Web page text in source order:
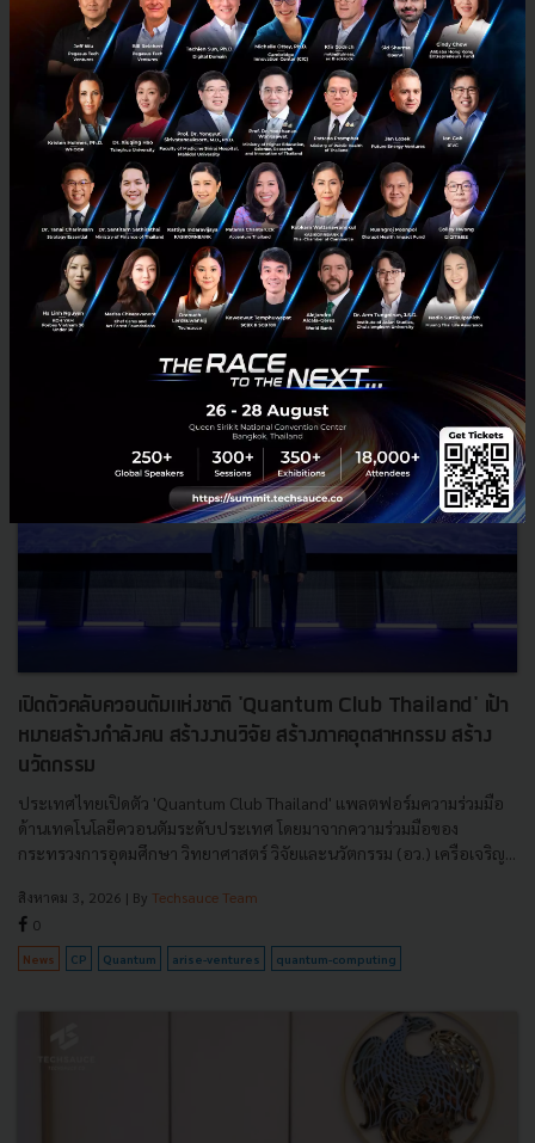
ของคนทัพหน้า” ปลุกสุดยอดพลัง Do It Now แก่ทุกช่องทางการ
ขายอย่างยิ่งใหญ่ ประกาศเดินหน้าสร้าง Longevity
Ecosystem ยกระดับคุณภาพชีวิตคนไทยอย่างยั่งยืน
เมืองไทยประกันชีวิต จัดงาน “75 ปี เมืองไทยประกันชีวิต 75 ปี ของคนทัพ
หน้า” ปลุกสุดยอดพลัง Do It Now แก่ทุกช่องทางการขายอย่างยิ่งใหญ่
พร้อมเดินหน้าพัฒนาผลิตภัณฑ์ บริการ และเครือข่ายพ...
สิงหาคม 4, 2026 | ByTechsauce Team
MTL สาระ-ล่ำซำ เมืองไทยประกันชีวิต
เปิดตัวคลับควอนตัมแห่งชาติ 'Quantum Club Thailand' เป้า
หมายสร้างกำลังคน สร้างงานวิจัย สร้างภาคอุตสาหกรรม สร้าง
นวัตกรรม
ประเทศไทยเปิดตัว 'Quantum Club Thailand' แพลตฟอร์มความร่วมมือ
ด้านเทคโนโลยีควอนตัมระดับประเทศ โดยมาจากความร่วมมือของ
กระทรวงการอุดมศึกษา วิทยาศาสตร์ วิจัยและนวัตกรรม (อว.) เครือเจริญ...
สิงหาคม 3, 2026 | By Techsauce Team
0
News CP Quantum arise-ventures quantum-computing